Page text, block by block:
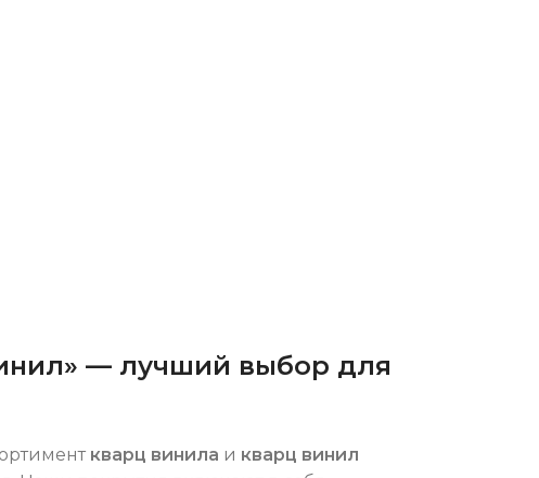
— лучший выбор для
кварц винила и кварц винил